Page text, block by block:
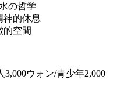
の哲学
神的休息
的空間
ウォン/青少年2,000